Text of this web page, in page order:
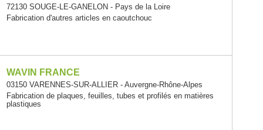
72130 SOUGE-LE-GANELON - Pays de la Loire
Fabrication d'autres articles en caoutchouc
WAVIN FRANCE
03150 VARENNES-SUR-ALLIER - Auvergne-Rhône-Alpes
Fabrication de plaques, feuilles, tubes et profilés en matières
plastiques